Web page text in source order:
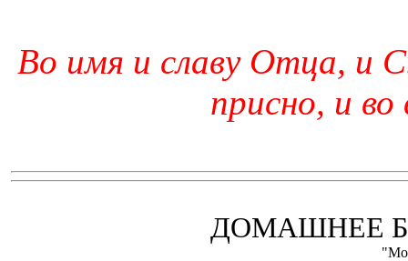
Во имя и славу Отца, и
присно, и во
ДОМАШНЕЕ